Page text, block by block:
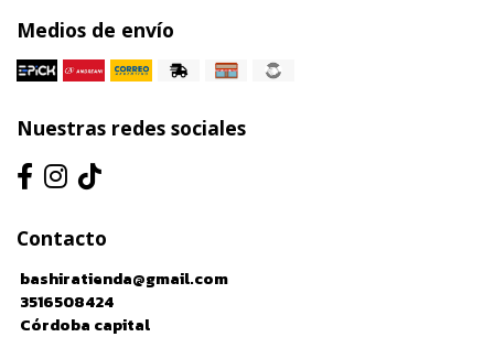
Medios de envío
Nuestras redes sociales
Contacto
bashiratienda@gmail.com
3516508424
Córdoba capital